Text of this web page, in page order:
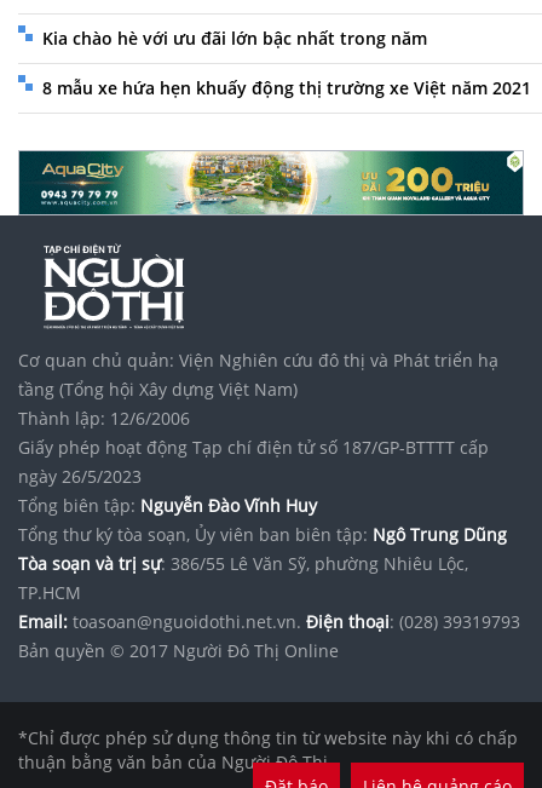
Kia chào hè với ưu đãi lớn bậc nhất trong năm
8 mẫu xe hứa hẹn khuấy động thị trường xe Việt năm 2021
Cơ quan chủ quản: Viện Nghiên cứu đô thị và Phát triển hạ
tầng (Tổng hội Xây dựng Việt Nam)
Thành lập: 12/6/2006
Giấy phép hoạt động Tạp chí điện tử số 187/GP-BTTTT cấp
ngày 26/5/2023
Tổng biên tập: Nguyễn Đào Vĩnh Huy
Tổng thư ký tòa soạn, Ủy viên ban biên tập: Ngô Trung Dũng
Tòa soạn và trị sự: 386/55 Lê Văn Sỹ, phường Nhiêu Lộc,
TP.HCM
Email: toasoan@nguoidothi.net.vn. Điện thoại: (028) 39319793
Bản quyền © 2017 Người Đô Thị Online
*Chỉ được phép sử dụng thông tin từ website này khi có chấp
thuận bằng văn bản của Người Đô Thị.